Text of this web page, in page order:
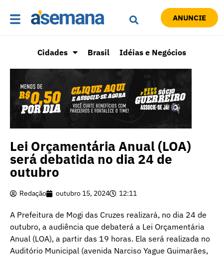
ANUNCIE
Cidades Brasil Idéias e Negócios
Lei Orçamentária Anual (LOA)
será debatida no dia 24 de
outubro
Redação outubro 15, 2024 12:11
A Prefeitura de Mogi das Cruzes realizará, no dia 24 de
outubro, a audiência que debaterá a Lei Orçamentária
Anual (LOA), a partir das 19 horas. Ela será realizada no
Auditório Municipal (avenida Narciso Yague Guimarães,